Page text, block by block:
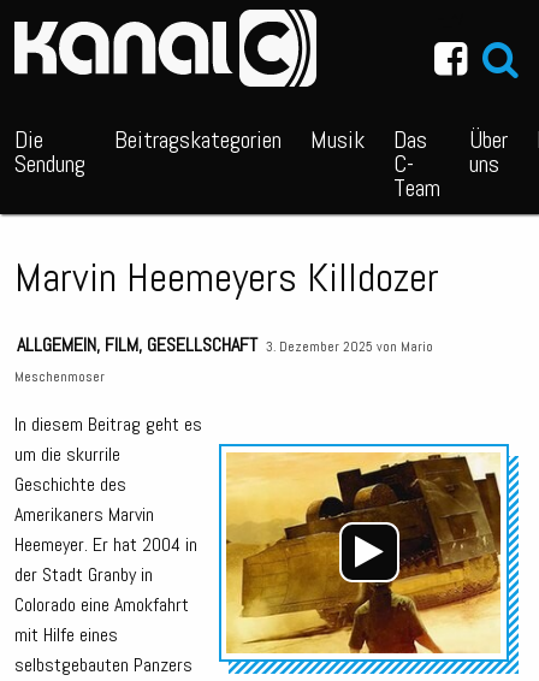
Die
Sendung
Beitragskategorien Musik Das
C-
Team
Über
uns
Marvin Heemeyers Killdozer
ALLGEMEIN, FILM, GESELLSCHAFT 3. Dezember 2025 von Mario
Meschenmoser
In diesem Beitrag geht es
um die skurrile
Geschichte des
Amerikaners Marvin
Heemeyer. Er hat 2004 in
der Stadt Granby in
Colorado eine Amokfahrt
mit Hilfe eines
selbstgebauten Panzers